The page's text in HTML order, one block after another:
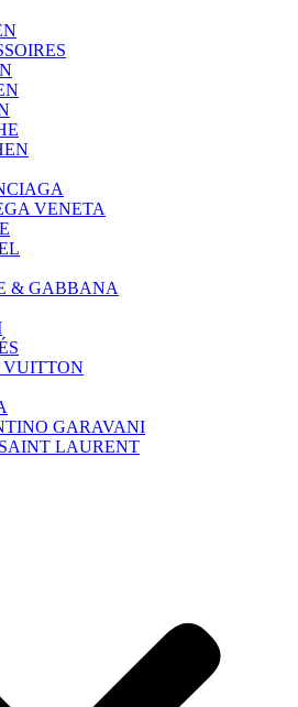
VENETA
& GABBANA
VUITTON
GARAVANI
LAURENT